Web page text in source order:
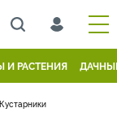
И РАСТЕНИЯ